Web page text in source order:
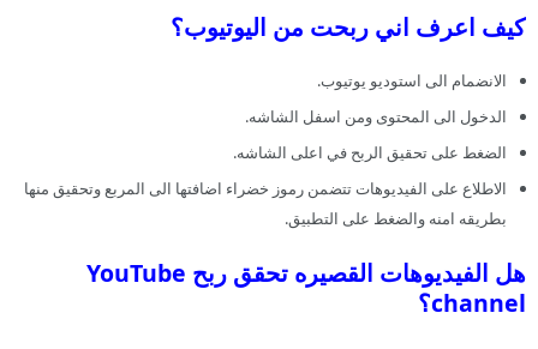
كيف اعرف اني ربحت من اليوتيوب؟
الانضمام الى استوديو يوتيوب.
الدخول الى المحتوى ومن اسفل الشاشه.
الضغط على تحقيق الربح في اعلى الشاشه.
الاطلاع على الفيديوهات تتضمن رموز خضراء اضافتها الى المربع وتحقيق منها
بطريقه امنه والضغط على التطبيق.
هل الفيديوهات القصيره تحقق ربح YouTube
channel؟